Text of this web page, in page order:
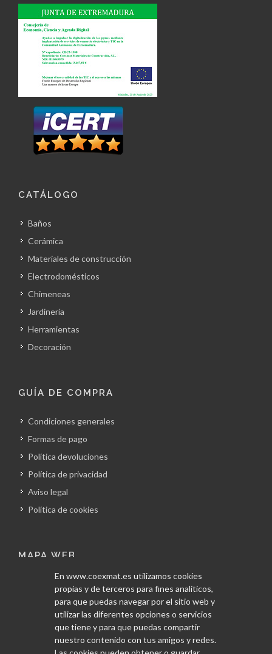
CATÁLOGO
Baños
Cerámica
Materiales de construcción
Electrodomésticos
Chimeneas
Jardinería
Herramientas
Decoración
GUÍA DE COMPRA
Condiciones generales
Formas de pago
Política devoluciones
Política de privacidad
Aviso legal
Política de cookies
MAPA WEB
La empresa
Servicios
En www.coexmat.es utilizamos cookies
propias y de terceros para fines analíticos,
para que puedas navegar por el sitio web y
utilizar las diferentes opciones o servicios
que tiene y para que puedas compartir
nuestro contenido con tus amigos y redes.